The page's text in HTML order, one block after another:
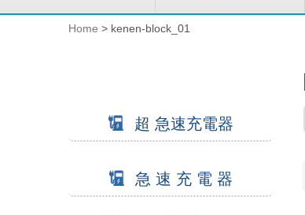
Home > kenen-block_01
超 急速充電器
急 速 充 電 器